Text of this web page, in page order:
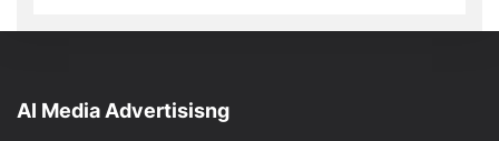
AI Media Advertisisng